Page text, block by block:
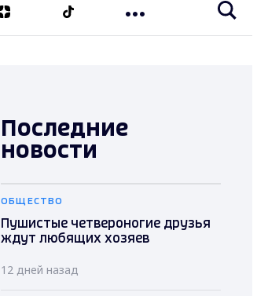
Последние
новости
ОБЩЕСТВО
Пушистые четвероногие друзья
ждут любящих хозяев
12 дней назад